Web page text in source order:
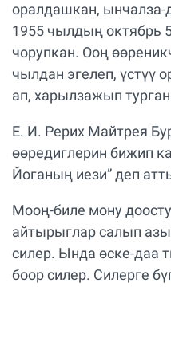
оралдашкан, ынчалза-
1955 чылдың октябрь
чорупкан. Ооң
чылдан эгелеп, үстүү
ап, харылзажып
Е. И. Рерих Майтрея
өөредиглерин бижип
Йоганың иези” деп
Мооң-биле мону
айтырыглар салып
силер. Ында өске-даа
боор силер. Силерге